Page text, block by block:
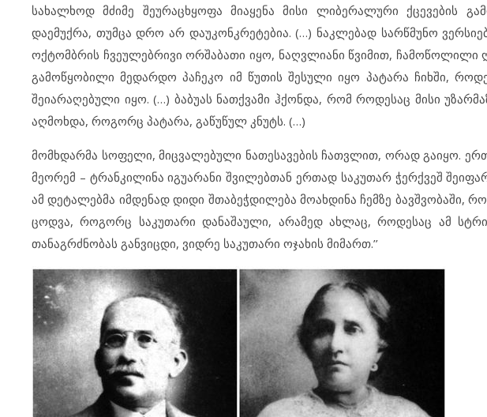
სახალხოდ მძიმე შეურაცხყოფა მიაყენა მისი ლიბერალური ქცევების
დაემუქრა, თუმცა დრო არ დაუკონკრეტებია. (…) ნაკლებად სარწმუნო
ოქტომბრის ჩვეულებრივი ორშაბათი იყო, ნაღვლიანი წვიმით,
გამოწყობილი მედარდო პაჩეკო იმ წუთის შესული იყო პატარა ჩიხში,
შეიარაღებული იყო. (…) ბაბუას ნათქვამი ჰქონდა, რომ როდესაც მისი
აღმოხდა, როგორც პატარა, გაწუწულ კნუტს. (…)
მომხდარმა სოფელი, მიცვალებული ნათესავების ჩათვლით, ორად გაიყო.
მეორემ – ტრანკილინა იგუარანი შვილებთან ერთად საკუთარ ჭერქვეშ
ამ დეტალებმა იმდენად დიდი შთაბეჭდილება მოახდინა ჩემზე
ცოდვა, როგორც საკუთარი დანაშაული, არამედ ახლაც, როდესაც ამ
თანაგრძნობას განვიცდი, ვიდრე საკუთარი ოჯახის მიმართ.’’